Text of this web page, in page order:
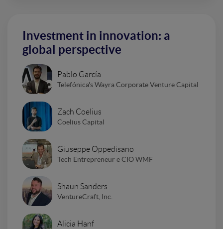
Investment in innovation: a
global perspective
Pablo García
Telefónica's Wayra Corporate Venture Capital
Zach Coelius
Coelius Capital
Giuseppe Oppedisano
Tech Entrepreneur e CIO WMF
Shaun Sanders
VentureCraft, Inc.
Alicia Hanf